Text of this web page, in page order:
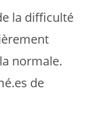
la difficulté
normale.
de